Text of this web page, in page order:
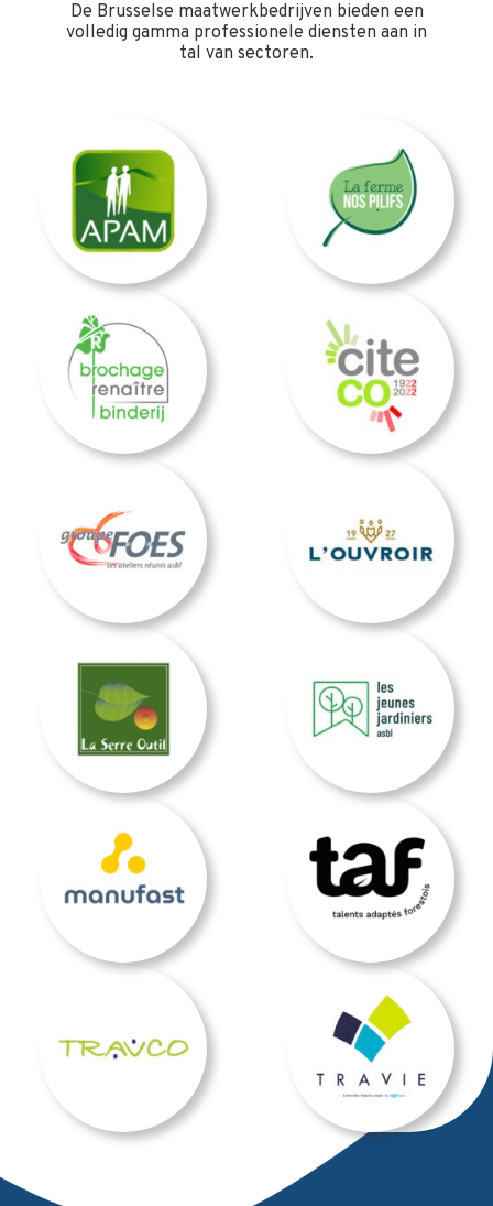
De Brusselse maatwerkbedrijven bieden een
volledig gamma professionele diensten aan in
tal van sectoren.